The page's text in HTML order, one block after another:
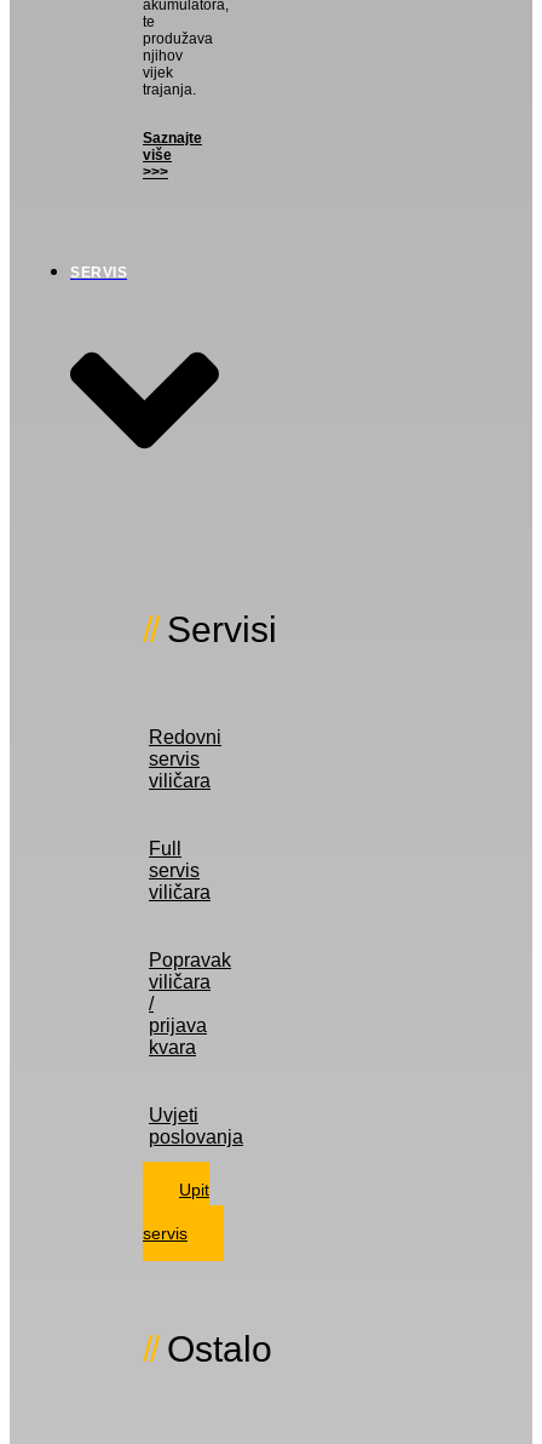
akumulatora,
te
produžava
njihov
vijek
trajanja.
Saznajte
više
>>>
SERVIS
Servisi
Redovni
servis
viličara
Full
servis
viličara
Popravak
viličara
/
prijava
kvara
Uvjeti
poslovanja
Upit
servis
Ostalo